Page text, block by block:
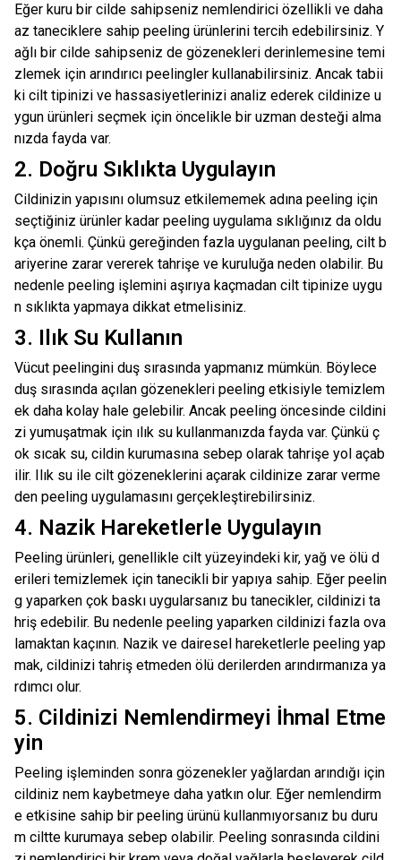
Eğer kuru bir cilde sahipseniz nemlendirici özellikli ve daha
az taneciklere sahip peeling ürünlerini tercih edebilirsiniz. Y
ağlı bir cilde sahipseniz de gözenekleri derinlemesine temi
zlemek için arındırıcı peelingler kullanabilirsiniz. Ancak tabii
ki cilt tipinizi ve hassasiyetlerinizi analiz ederek cildinize u
ygun ürünleri seçmek için öncelikle bir uzman desteği alma
nızda fayda var.
2. Doğru Sıklıkta Uygulayın
Cildinizin yapısını olumsuz etkilememek adına peeling için
seçtiğiniz ürünler kadar peeling uygulama sıklığınız da oldu
kça önemli. Çünkü gereğinden fazla uygulanan peeling, cilt b
ariyerine zarar vererek tahrişe ve kuruluğa neden olabilir. Bu
nedenle peeling işlemini aşırıya kaçmadan cilt tipinize uygu
n sıklıkta yapmaya dikkat etmelisiniz.
3. Ilık Su Kullanın
Vücut peelingini duş sırasında yapmanız mümkün. Böylece
duş sırasında açılan gözenekleri peeling etkisiyle temizlem
ek daha kolay hale gelebilir. Ancak peeling öncesinde cildini
zi yumuşatmak için ılık su kullanmanızda fayda var. Çünkü ç
ok sıcak su, cildin kurumasına sebep olarak tahrişe yol açab
ilir. Ilık su ile cilt gözeneklerini açarak cildinize zarar verme
den peeling uygulamasını gerçekleştirebilirsiniz.
4. Nazik Hareketlerle Uygulayın
Peeling ürünleri, genellikle cilt yüzeyindeki kir, yağ ve ölü d
erileri temizlemek için tanecikli bir yapıya sahip. Eğer peelin
g yaparken çok baskı uygularsanız bu tanecikler, cildinizi ta
hriş edebilir. Bu nedenle peeling yaparken cildinizi fazla ova
lamaktan kaçının. Nazik ve dairesel hareketlerle peeling yap
mak, cildinizi tahriş etmeden ölü derilerden arındırmanıza ya
rdımcı olur.
5. Cildinizi Nemlendirmeyi İhmal Etme
yin
Peeling işleminden sonra gözenekler yağlardan arındığı için
cildiniz nem kaybetmeye daha yatkın olur. Eğer nemlendirm
e etkisine sahip bir peeling ürünü kullanmıyorsanız bu duru
m ciltte kurumaya sebep olabilir. Peeling sonrasında cildini